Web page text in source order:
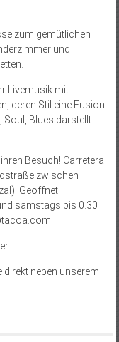
zum gemütlichen
und
Livemusik mit
deren Stil eine Fusion
Soul, Blues darstellt
Besuch! Carretera
zwischen
Geöffnet
samstags bis 0.30
direkt neben unserem